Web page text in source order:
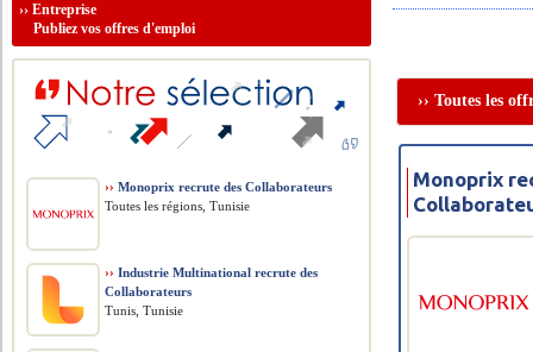
›› Toutes les
Monoprix
››Entreprise
Publiez vos offres d'emploi
›› Monoprix recrute des Collaborateurs
Toutes les régions, Tunisie
›› Industrie Multinational recrute des
Collaborateurs
Tunis, Tunisie